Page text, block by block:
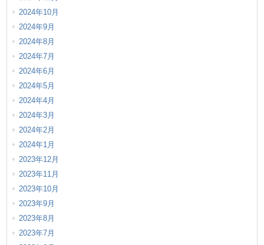
2024年10月
2024年9月
2024年8月
2024年7月
2024年6月
2024年5月
2024年4月
2024年3月
2024年2月
2024年1月
2023年12月
2023年11月
2023年10月
2023年9月
2023年8月
2023年7月